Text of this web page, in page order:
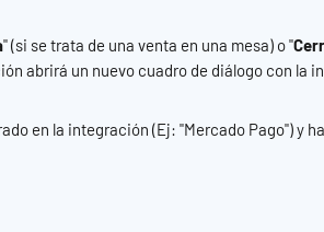
" (si se trata de una venta en una mesa) o "
abrirá un nuevo cuadro de diálogo con la
en la integración (Ej: "Mercado Pago") y